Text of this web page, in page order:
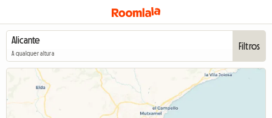
A qualquer altura
Filtros